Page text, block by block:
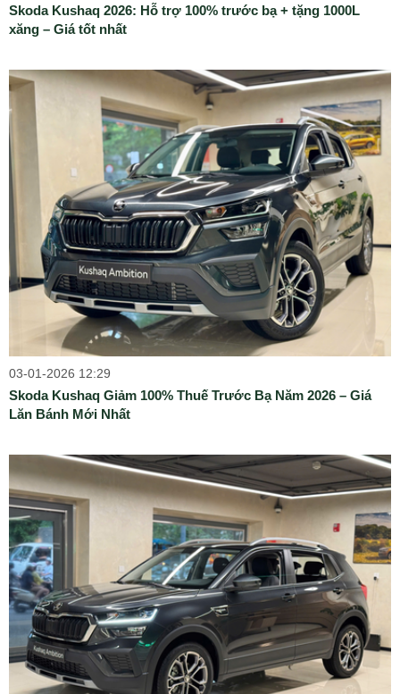
Skoda Kushaq 2026: Hỗ trợ 100% trước bạ + tặng 1000L
xăng – Giá tốt nhất
03-01-2026 12:29
Skoda Kushaq Giảm 100% Thuế Trước Bạ Năm 2026 – Giá
Lăn Bánh Mới Nhất